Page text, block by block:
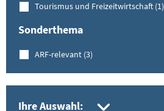
Tourismus und Freizeitwirtschaft (1)
Sonderthema
ARF-relevant (3)
Ihre Auswahl: